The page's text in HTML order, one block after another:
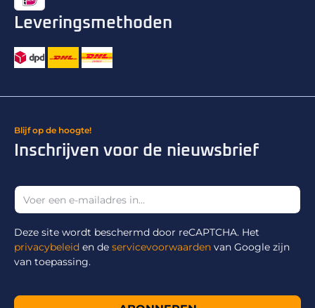
Leveringsmethoden
Blijf op de hoogte!
Inschrijven voor de nieuwsbrief
Deze site wordt beschermd door reCAPTCHA. Het
privacybeleid en de servicevoorwaarden van Google zijn
van toepassing.